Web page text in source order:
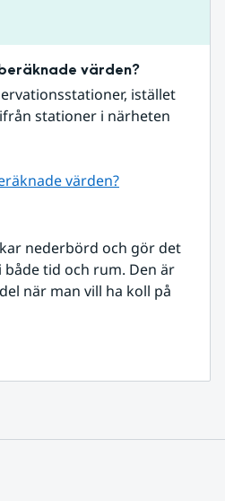
värden?
istället
stationer i närheten
värden?
nederbörd och gör det
tid och rum. Den är
när man vill ha koll på